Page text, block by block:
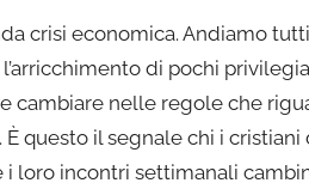
crisi economica. Andiamo
di pochi
nelle regole che
questo il segnale chi i
i loro incontri settimanali